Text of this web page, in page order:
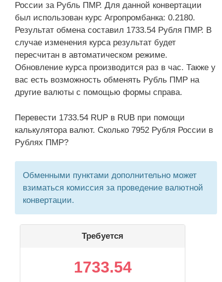
России за Рубль ПМР. Для данной конвертации
был использован курс Агропромбанка: 0.2180.
Результат обмена составил 1733.54 Рубля ПМР. В
случае изменения курса результат будет
пересчитан в автоматическом режиме.
Обновление курса производится раз в час. Также у
вас есть возможность обменять Рубль ПМР на
другие валюты с помощью формы справа.
Перевести 1733.54 RUP в RUB при помощи
калькулятора валют. Сколько 7952 Рубля России в
Рублях ПМР?
Обменными пунктами дополнительно может
взиматься комиссия за проведение валютной
конвертации.
Требуется
1733.54